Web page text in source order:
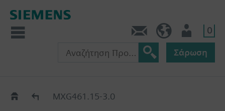
0
Σάρωση
MXG461..MXG461.15-3.0